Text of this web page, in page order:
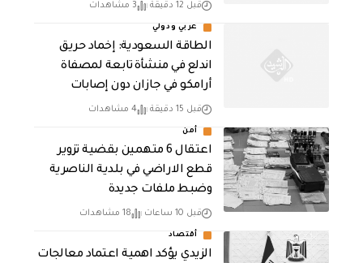
قبل 12 دقيقة 3 مشاهدات
عربي ودولي
‏الطاقة السعودية: إخماد حريق
اندلع في منشأة تابعة لمصفاة
أرامكو في جازان دون إصابات
قبل 15 دقيقة 4 مشاهدات
أمن
اعتقال 6 متهمين بقضية تزوير
قطع الاراضي في بلدية الناصرية
وضبط ملفات جديدة
قبل 10 ساعات 18 مشاهدات
أقتصاد
الزيدي يؤكد اهمية اعتماد معالجات